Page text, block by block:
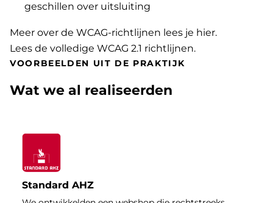
geschillen over uitsluiting
Meer over de WCAG-richtlijnen lees je hier.
Lees de volledige WCAG 2.1 richtlijnen.
VOORBEELDEN UIT DE PRAKTIJK
Wat we al realiseerden
Standard AHZ